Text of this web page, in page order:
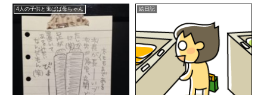
4人の子供と鬼ばば母ちゃん 絵日記